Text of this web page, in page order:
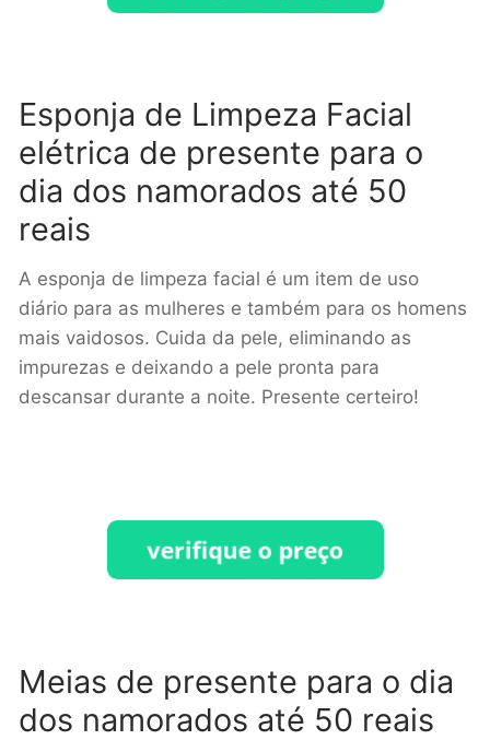
Esponja de Limpeza Facial
elétrica de presente para o
dia dos namorados até 50
reais
A esponja de limpeza facial é um item de uso
diário para as mulheres e também para os homens
mais vaidosos. Cuida da pele, eliminando as
impurezas e deixando a pele pronta para
descansar durante a noite. Presente certeiro!
Meias de presente para o dia
dos namorados até 50 reais